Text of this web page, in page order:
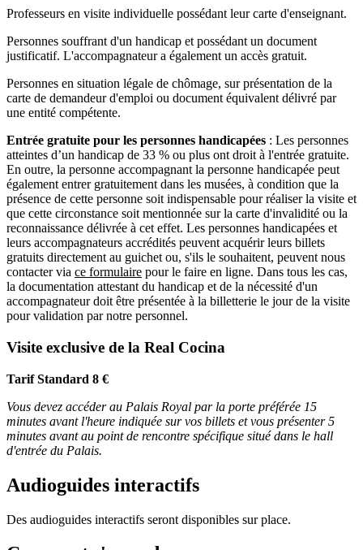
Professeurs en visite individuelle possédant leur carte d'enseignant.
Personnes souffrant d'un handicap et possédant un document
justificatif. L'accompagnateur a également un accès gratuit.
Personnes en situation légale de chômage, sur présentation de la
carte de demandeur d'emploi ou document équivalent délivré par
une entité compétente.
Entrée gratuite pour les personnes handicapées : Les personnes
atteintes d’un handicap de 33 % ou plus ont droit à l'entrée gratuite.
En outre, la personne accompagnant la personne handicapée peut
également entrer gratuitement dans les musées, à condition que la
présence de cette personne soit indispensable pour réaliser la visite et
que cette circonstance soit mentionnée sur la carte d'invalidité ou la
reconnaissance délivrée à cet effet. Les personnes handicapées et
leurs accompagnateurs accrédités peuvent acquérir leurs billets
gratuits directement au guichet ou, s'ils le souhaitent, peuvent nous
contacter via ce formulaire pour le faire en ligne. Dans tous les cas,
la documentation attestant du handicap et de la nécessité d'un
accompagnateur doit être présentée à la billetterie le jour de la visite
pour validation par notre personnel.
Visite exclusive de la Real Cocina
Tarif Standard 8 €
Vous devez accéder au Palais Royal par la porte préférée 15
minutes avant l'heure indiquée sur vos billets et vous présenter 5
minutes avant au point de rencontre spécifique situé dans le hall
d'entrée du Palais.
Audioguides interactifs
Des audioguides interactifs seront disponibles sur place.